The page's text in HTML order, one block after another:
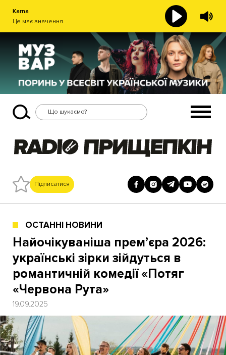
Karna
Це має значення
Підписатися
ОСТАННІ НОВИНИ
Найочікуваніша прем’єра 2026:
українські зірки зійдуться в
романтичній комедії «Потяг
«Червона Рута»
19.09.2025